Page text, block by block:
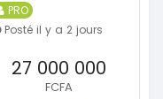
PRO
Posté il y a 2 jours
27 000 000
FCFA